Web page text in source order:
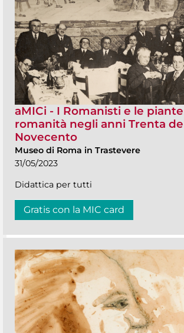
aMICi - I Romanisti e le
romanità negli anni Trenta
Novecento
Museo di Roma in Trastevere
31/05/2023
Didattica per tutti
Gratis con la MIC card